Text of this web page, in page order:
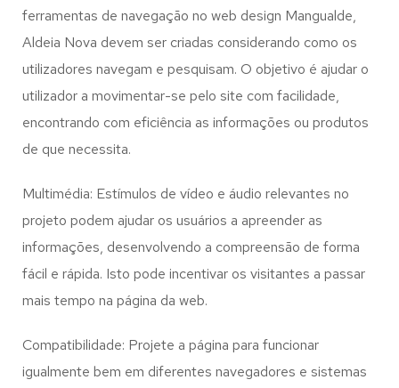
ferramentas de navegação no web design Mangualde,
Aldeia Nova devem ser criadas considerando como os
utilizadores navegam e pesquisam. O objetivo é ajudar o
utilizador a movimentar-se pelo site com facilidade,
encontrando com eficiência as informações ou produtos
de que necessita.
Multimédia: Estímulos de vídeo e áudio relevantes no
projeto podem ajudar os usuários a apreender as
informações, desenvolvendo a compreensão de forma
fácil e rápida. Isto pode incentivar os visitantes a passar
mais tempo na página da web.
Compatibilidade: Projete a página para funcionar
igualmente bem em diferentes navegadores e sistemas